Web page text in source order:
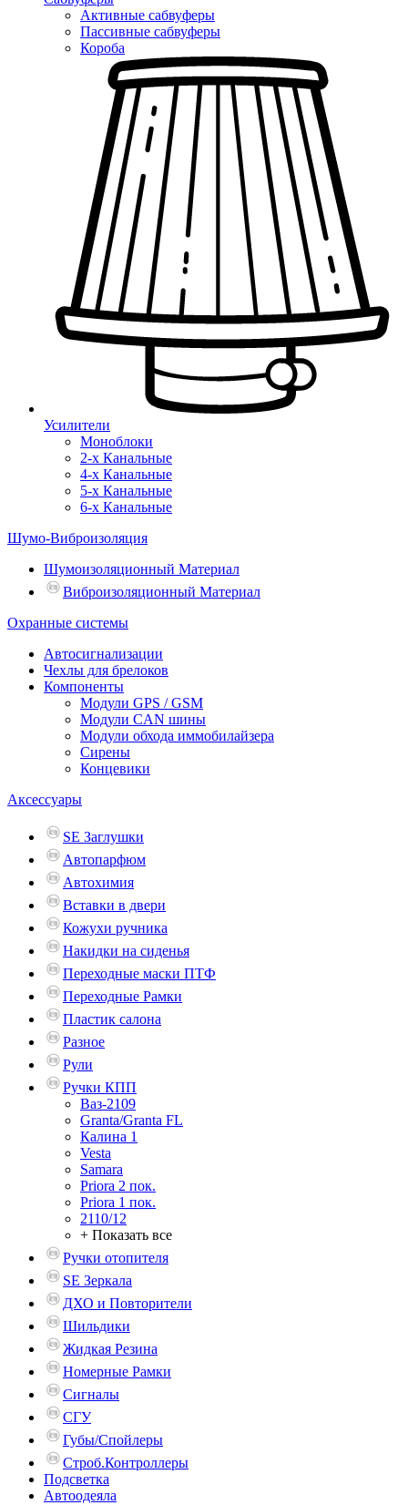
Активные сабвуферы
Пассивные сабвуферы
Короба
Усилители
Моноблоки
2-х Канальные
4-х Канальные
5-х Канальные
6-х Канальные
Шумо-Виброизоляция
Шумоизоляционный Материал
Виброизоляционный Материал
Охранные системы
Автосигнализации
Чехлы для брелоков
Компоненты
Модули GPS / GSM
Модули CAN шины
Модули обхода иммобилайзера
Сирены
Концевики
Аксессуары
SE Заглушки
Автопарфюм
Автохимия
Вставки в двери
Кожухи ручника
Накидки на сиденья
Переходные маски ПТФ
Переходные Рамки
Пластик салона
Разное
Рули
Ручки КПП
Ваз-2109
Granta/Granta FL
Калина 1
Vesta
Samara
Priora 2 пок.
Priora 1 пок.
2110/12
+ Показать все
Ручки отопителя
SE Зеркала
ДХО и Повторители
Шильдики
Жидкая Резина
Номерные Рамки
Сигналы
СГУ
Губы/Спойлеры
Строб.Контроллеры
Подсветка
Автоодеяла